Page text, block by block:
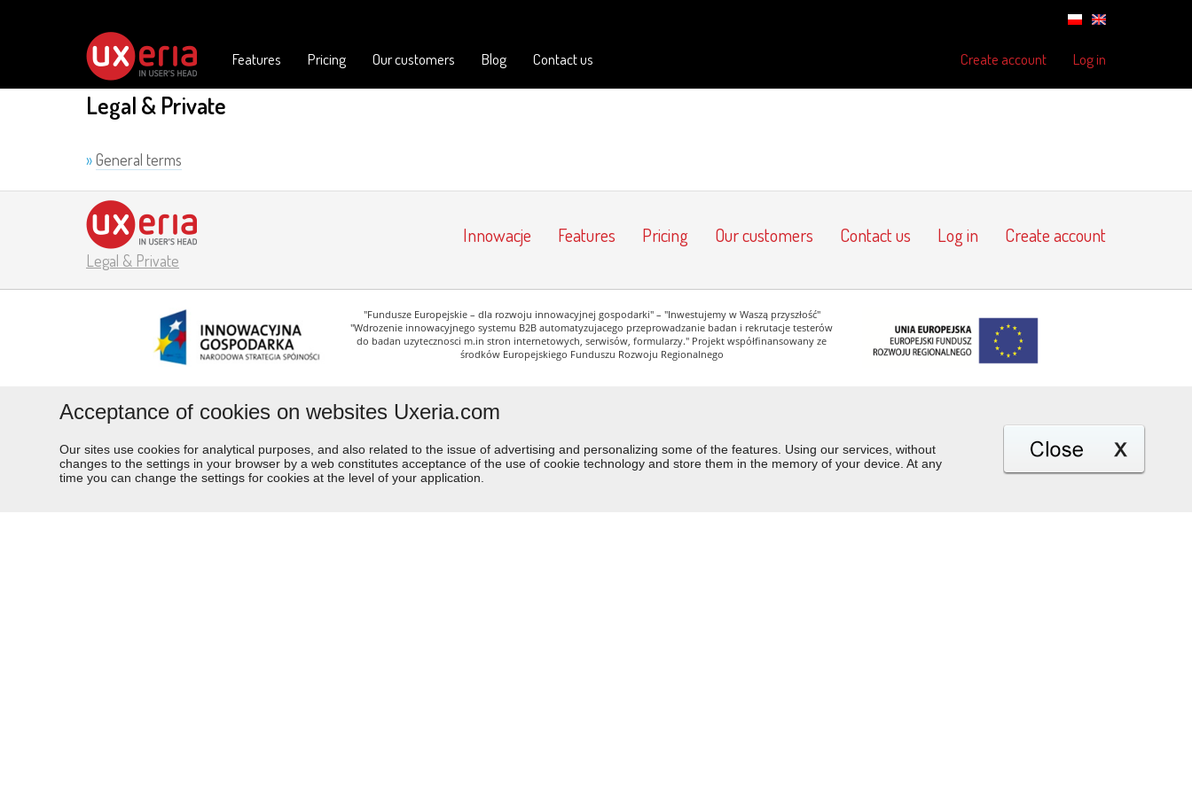
Features Pricing Our customers Blog Contact us Create account Log in
Legal & Private
»General terms
Legal & Private
Innowacje Features Pricing Our customers Contact us Log in Create account
"Fundusze Europejskie – dla rozwoju innowacyjnej gospodarki" – "Inwestujemy w Waszą przyszłość"
"Wdrozenie innowacyjnego systemu B2B automatyzujacego przeprowadzanie badan i rekrutacje testerów
do badan uzytecznosci m.in stron internetowych, serwisów, formularzy." Projekt współfinansowany ze
środków Europejskiego Funduszu Rozwoju Regionalnego
Acceptance of cookies on websites Uxeria.com
Our sites use cookies for analytical purposes, and also related to the issue of advertising and personalizing some of the features. Using our services, without
changes to the settings in your browser by a web constitutes acceptance of the use of cookie technology and store them in the memory of your device. At any
time you can change the settings for cookies at the level of your application.